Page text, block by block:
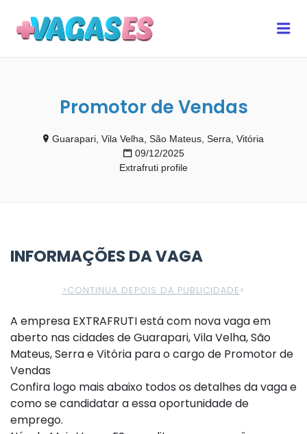
Promotor de Vendas
Guarapari, Vila Velha, São Mateus, Serra, Vitória
09/12/2025
Extrafruti profile
INFORMAÇÕES DA VAGA
>CONTINUA DEPOIS DA PUBLICIDADE<
A empresa EXTRAFRUTI está com nova vaga em
aberto nas cidades de Guarapari, Vila Velha, São
Mateus, Serra e Vitória para o cargo de Promotor de
Vendas
Confira logo mais abaixo todos os detalhes da vaga e
como se candidatar a essa oportunidade de
emprego.